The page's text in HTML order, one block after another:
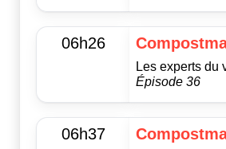
06h26
Les experts du
Épisode 36
06h37